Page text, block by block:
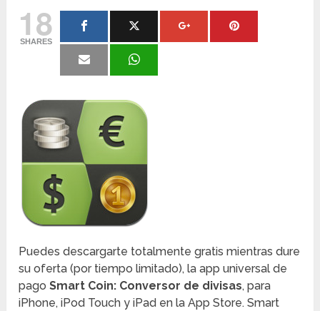
18
SHARES
Puedes descargarte totalmente gratis mientras dure
su oferta (por tiempo limitado), la app universal de
pagoSmart Coin: Conversor de divisas, para
iPhone, iPod Touch y iPad en la App Store. Smart